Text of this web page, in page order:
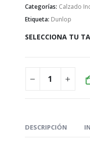
Categorías: Calzado
Etiqueta: Dunlop
SELECCIONA TU
DESCRIPCIÓN